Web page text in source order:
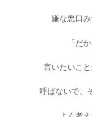
嫌な悪口み
「だ
言いたいこ
呼ばないで、